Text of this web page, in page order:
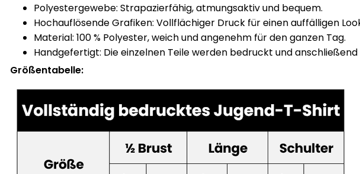
Polyestergewebe: Strapazierfähig, atmungsaktiv und bequem.
Hochauflösende Grafiken: Vollflächiger Druck für einen auffälligen
Material: 100 % Polyester, weich und angenehm für den ganzen Tag.
Handgefertigt: Die einzelnen Teile werden bedruckt und
Größentabelle: